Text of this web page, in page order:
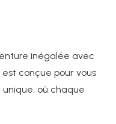
inégalée avec
conçue pour vous
où chaque